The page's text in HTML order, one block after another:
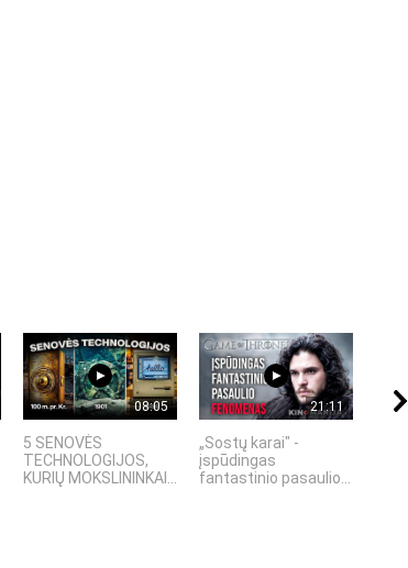
08:05
5 SENOVĖS
TECHNOLOGIJOS,
KURIŲ MOKSLININKAI...
21:11
„Sostų karai" -
įspūdingas
fantastinio pasaulio...